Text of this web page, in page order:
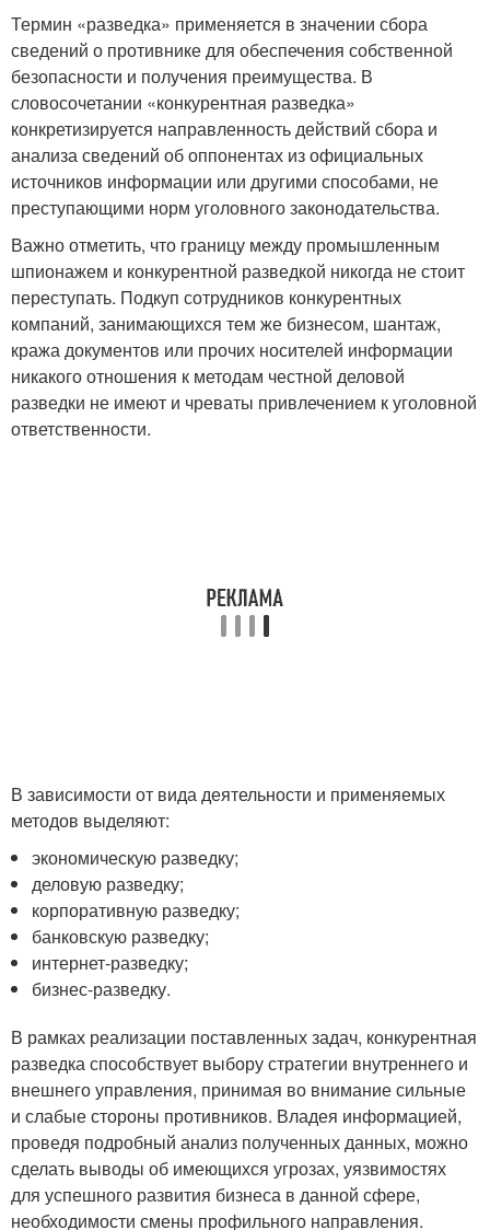
Термин «разведка» применяется в значении сбора
сведений о противнике для обеспечения собственной
безопасности и получения преимущества. В
словосочетании «конкурентная разведка»
конкретизируется направленность действий сбора и
анализа сведений об оппонентах из официальных
источников информации или другими способами, не
преступающими норм уголовного законодательства.
Важно отметить, что границу между промышленным
шпионажем и конкурентной разведкой никогда не стоит
переступать. Подкуп сотрудников конкурентных
компаний, занимающихся тем же бизнесом, шантаж,
кража документов или прочих носителей информации
никакого отношения к методам честной деловой
разведки не имеют и чреваты привлечением к уголовной
ответственности.
В зависимости от вида деятельности и применяемых
методов выделяют:
экономическую разведку;
деловую разведку;
корпоративную разведку;
банковскую разведку;
интернет-разведку;
бизнес-разведку.
В рамках реализации поставленных задач, конкурентная
разведка способствует выбору стратегии внутреннего и
внешнего управления, принимая во внимание сильные
и слабые стороны противников. Владея информацией,
проведя подробный анализ полученных данных, можно
сделать выводы об имеющихся угрозах, уязвимостях
для успешного развития бизнеса в данной сфере,
необходимости смены профильного направления.